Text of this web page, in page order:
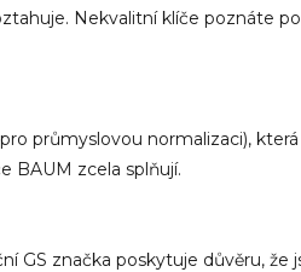
Nekvalitní klíče poznáte
průmyslovou normalizaci),
BAUM zcela splňují.
značka poskytuje důvěru,